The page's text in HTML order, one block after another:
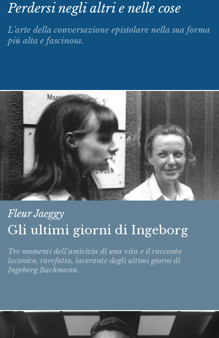
Perdersi negli altri e nelle cose
L’arte della conversazione epistolare nella sua forma
più alta e fascinosa.
Fleur Jaeggy
Gli ultimi giorni di Ingeborg
Tre momenti dell’amicizia di una vita e il racconto
laconico, rarefatto, lacerante degli ultimi giorni di
Ingeborg Bachmann.